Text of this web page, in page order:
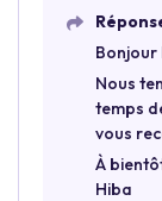
Bonjour
Nous
temps
vous
À
Hiba